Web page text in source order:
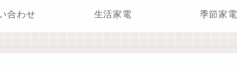
合わせ 生活家電 季節家電